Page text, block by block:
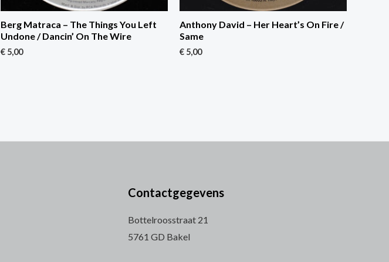
Berg Matraca – The Things You Left
Undone / Dancin’ On The Wire
€ 5,00
Anthony David – Her Heart’s On Fire /
Same
€ 5,00
Contactgegevens
Bottelroosstraat 21
5761 GD Bakel